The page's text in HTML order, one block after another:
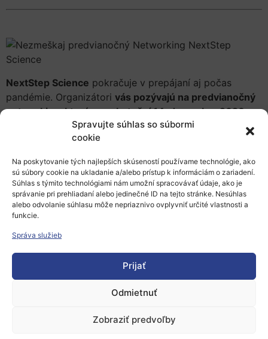
Spravujte súhlas so súbormi
cookie
Na poskytovanie tých najlepších skúseností používame technológie, ako
sú súbory cookie na ukladanie a/alebo prístup k informáciám o zariadení.
Súhlas s týmito technológiami nám umožní spracovávať údaje, ako je
správanie pri prehliadaní alebo jedinečné ID na tejto stránke. Nesúhlas
alebo odvolanie súhlasu môže nepriaznivo ovplyvniť určité vlastnosti a
funkcie.
Správa služieb
Prijať
Odmietnuť
Zobraziť predvoľby
NextStep Science pokračuje v prepájaní aj počas
pandémie. Organizátori vás pozývajú na predvianočný
networking, ktorý sa uskutoční 14. decembra 2020 o
, v online priestore prostredníctvom aplikácie
Prichystajte si obľúbené občerstvenie, pohodlne sa
usaďte a spoznajte nových ľudí, ktorých tiež fascinuje
veda, výskum a nové aplikácie.
Zdroj: Next Step Science , zverejnené: 11.12.2020, autor:
Pridať do Google Calendar